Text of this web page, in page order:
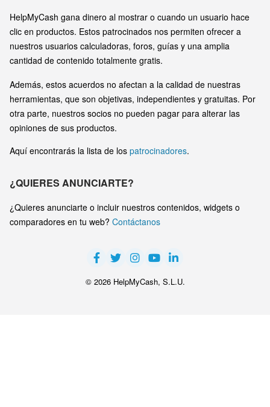
HelpMyCash gana dinero al mostrar o cuando un usuario hace
clic en productos. Estos patrocinados nos permiten ofrecer a
nuestros usuarios calculadoras, foros, guías y una amplia
cantidad de contenido totalmente gratis.
Además, estos acuerdos no afectan a la calidad de nuestras
herramientas, que son objetivas, independientes y gratuitas. Por
otra parte, nuestros socios no pueden pagar para alterar las
opiniones de sus productos.
Aquí encontrarás la lista de los patrocinadores.
¿QUIERES ANUNCIARTE?
¿Quieres anunciarte o incluir nuestros contenidos, widgets o
comparadores en tu web? Contáctanos
© 2026 HelpMyCash, S.L.U.